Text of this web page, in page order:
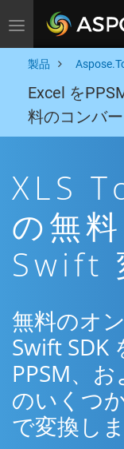
Toggle navigation
製品
Excel を
料のコンバ
XLS
の無
Swift
無料のオ
Swift SDK
PPSM、
のいくつ
で変換しま